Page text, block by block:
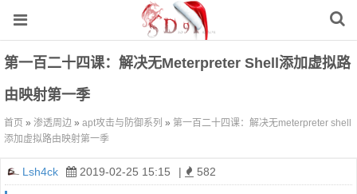
第一百二十四课：解决无meterpreter Shell添加虚拟路
由映射第一季
首页 » 渗透周边 » apt攻击与防御系列 » 第一百二十四课：解决无meterpreter shell
添加虚拟路由映射第一季
Lsh4ck 2019-02-25 15:15 | 582